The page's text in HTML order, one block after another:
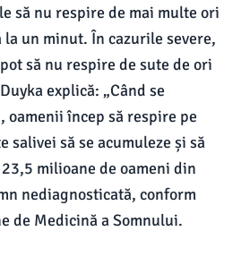
să nu respire de mai multe ori
la un minut. În cazurile severe,
să nu respire de sute de ori
explică: „Când se
oamenii încep să respire pe
salivei să se acumuleze și să
milioane de oameni din
nediagnosticată, conform
de Medicină a Somnului.